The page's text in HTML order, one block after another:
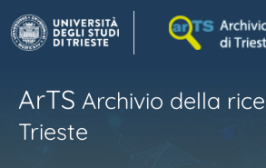
ArTS Archivio della
Trieste